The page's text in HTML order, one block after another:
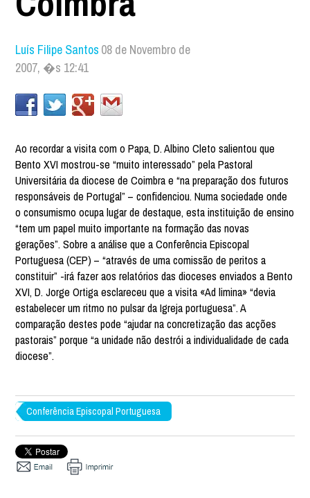
Luís Filipe Santos 08 de Novembro de
2007, �s 12:41
Ao recordar a visita com o Papa, D. Albino Cleto salientou que
Bento XVI mostrou-se “muito interessado” pela Pastoral
Universitária da diocese de Coimbra e “na preparação dos futuros
responsáveis de Portugal” – confidenciou. Numa sociedade onde
o consumismo ocupa lugar de destaque, esta instituição de ensino
“tem um papel muito importante na formação das novas
gerações”. Sobre a análise que a Conferência Episcopal
Portuguesa (CEP) – “através de uma comissão de peritos a
constituir” -irá fazer aos relatórios das dioceses enviados a Bento
XVI, D. Jorge Ortiga esclareceu que a visita «Ad limina» “devia
estabelecer um ritmo no pulsar da Igreja portuguesa”. A
comparação destes pode “ajudar na concretização das acções
pastorais” porque “a unidade não destrói a individualidade de cada
diocese”.
Conferência Episcopal Portuguesa